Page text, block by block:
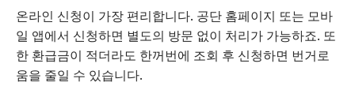
온라인 신청이 가장 편리합니다. 공단 홈페이지 또는 모바
일 앱에서 신청하면 별도의 방문 없이 처리가 가능하죠. 또
한 환급금이 적더라도 한꺼번에 조회 후 신청하면 번거로
움을 줄일 수 있습니다.